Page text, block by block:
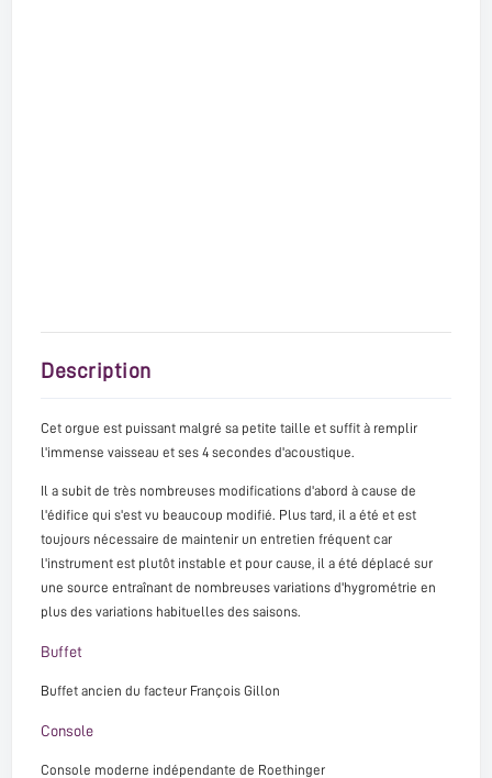
Description
Cet orgue est puissant malgré sa petite taille et suffit à remplir
l'immense vaisseau et ses 4 secondes d'acoustique.
Il a subit de très nombreuses modifications d'abord à cause de
l'édifice qui s'est vu beaucoup modifié. Plus tard, il a été et est
toujours nécessaire de maintenir un entretien fréquent car
l'instrument est plutôt instable et pour cause, il a été déplacé sur
une source entraînant de nombreuses variations d'hygrométrie en
plus des variations habituelles des saisons.
Buffet
Buffet ancien du facteur François Gillon
Console
Console moderne indépendante de Roethinger